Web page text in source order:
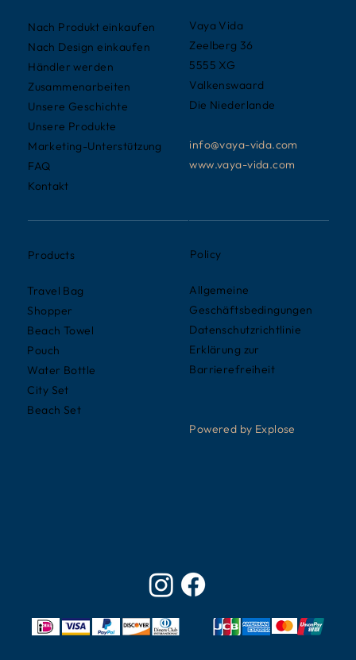
Vaya Vida
Zeelberg 36
5555 XG
Valkenswaard
Die Niederlande
info@vaya-vida.com
www.vaya-vida.com
Nach Produkt einkaufen
Nach Design einkaufen
Händler werden
Zusammenarbeiten
Unsere Geschichte
Unsere Produkte
Marketing-Unterstützung
FAQ
Kontakt
Products
Travel Bag
Shopper
Beach Towel
Pouch
Water Bottle
City Set
Beach Set
Policy
Allgemeine
Geschäftsbedingungen
Datenschutzrichtlinie
Erklärung zur
Barrierefreiheit
Powered by Explose